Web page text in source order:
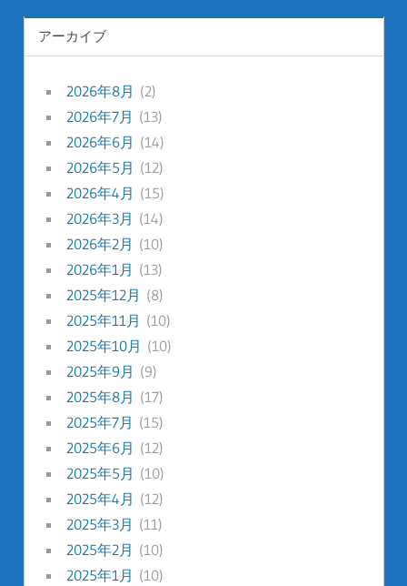
アーカイブ
2026年8月 (2)
2026年7月 (13)
2026年6月 (14)
2026年5月 (12)
2026年4月 (15)
2026年3月 (14)
2026年2月 (10)
2026年1月 (13)
2025年12月 (8)
2025年11月 (10)
2025年10月 (10)
2025年9月 (9)
2025年8月 (17)
2025年7月 (15)
2025年6月 (12)
2025年5月 (10)
2025年4月 (12)
2025年3月 (11)
2025年2月 (10)
2025年1月 (10)